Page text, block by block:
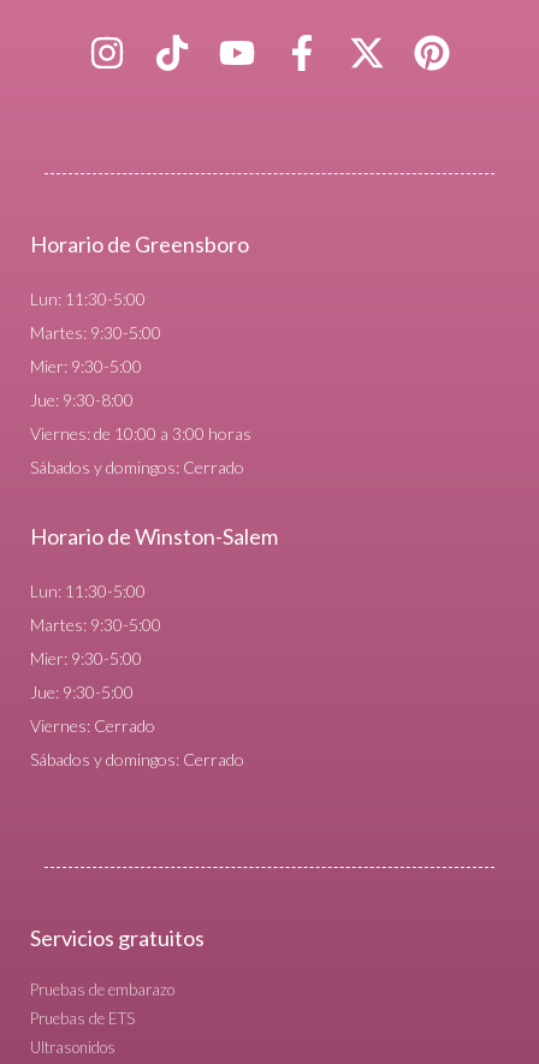
Horario de Greensboro
Lun: 11:30-5:00
Martes: 9:30-5:00
Mier: 9:30-5:00
Jue: 9:30-8:00
Viernes: de 10:00 a 3:00 horas
Sábados y domingos: Cerrado
Horario de Winston-Salem
Lun: 11:30-5:00
Martes: 9:30-5:00
Mier: 9:30-5:00
Jue: 9:30-5:00
Viernes: Cerrado
Sábados y domingos: Cerrado
Servicios gratuitos
Pruebas de embarazo
Pruebas de ETS
Ultrasonidos